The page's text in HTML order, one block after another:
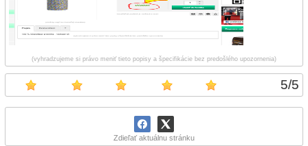
5/5
Zdieľať aktuálnu stránku
(vyhradzujeme si právo meniť tieto popisy a špecifikácie bez predošlého upozornenia)